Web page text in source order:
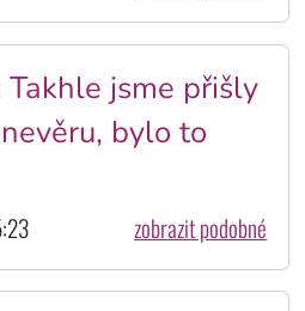
jsme přišly
bylo to
zobrazit podobné